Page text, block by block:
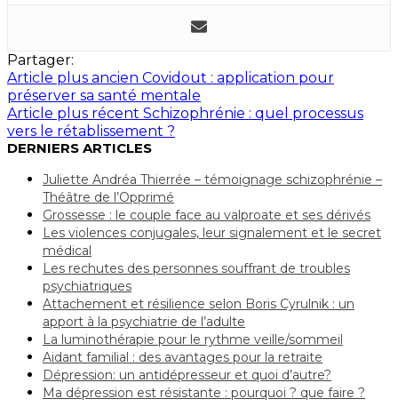
Partager:
Article plus ancien Covidout : application pour
préserver sa santé mentale
Article plus récent Schizophrénie : quel processus
vers le rétablissement ?
DERNIERS ARTICLES
Juliette Andréa Thierrée – témoignage schizophrénie –
Théâtre de l’Opprimé
Grossesse : le couple face au valproate et ses dérivés
Les violences conjugales, leur signalement et le secret
médical
Les rechutes des personnes souffrant de troubles
psychiatriques
Attachement et résilience selon Boris Cyrulnik : un
apport à la psychiatrie de l’adulte
La luminothérapie pour le rythme veille/sommeil
Aidant familial : des avantages pour la retraite
Dépression: un antidépresseur et quoi d’autre?
Ma dépression est résistante : pourquoi ? que faire ?